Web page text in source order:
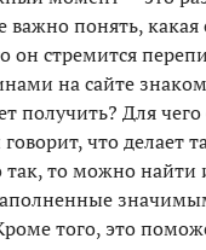
понять, какая
он стремится
на сайте
получить? Для
что делает
так, то можно найти
того, это